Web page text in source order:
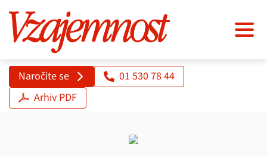
Naročite se
01 530 78 44
Arhiv PDF